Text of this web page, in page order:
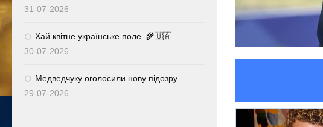
31-07-2026
Хай квітне українське поле. 🌾🇺🇦
30-07-2026
Медведчуку оголосили нову підозру
29-07-2026